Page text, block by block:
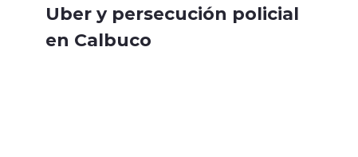
Uber y persecución policial
en Calbuco